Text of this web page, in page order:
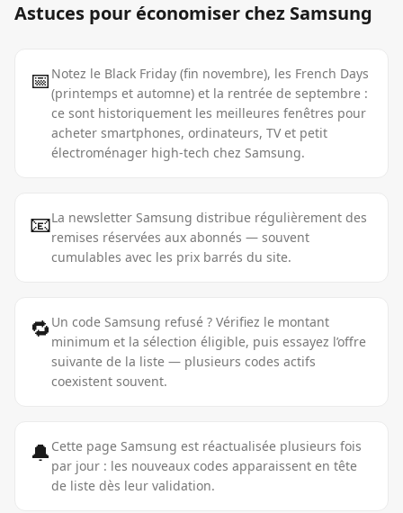
Astuces pour économiser chez Samsung
📅 Notez le Black Friday (fin novembre), les French Days
(printemps et automne) et la rentrée de septembre :
ce sont historiquement les meilleures fenêtres pour
acheter smartphones, ordinateurs, TV et petit
électroménager high-tech chez Samsung.
📧La newsletter Samsung distribue régulièrement des
remises réservées aux abonnés — souvent
cumulables avec les prix barrés du site.
🔁 Un code Samsung refusé ? Vérifiez le montant
minimum et la sélection éligible, puis essayez l’offre
suivante de la liste — plusieurs codes actifs
coexistent souvent.
🔔 Cette page Samsung est réactualisée plusieurs fois
par jour : les nouveaux codes apparaissent en tête
de liste dès leur validation.